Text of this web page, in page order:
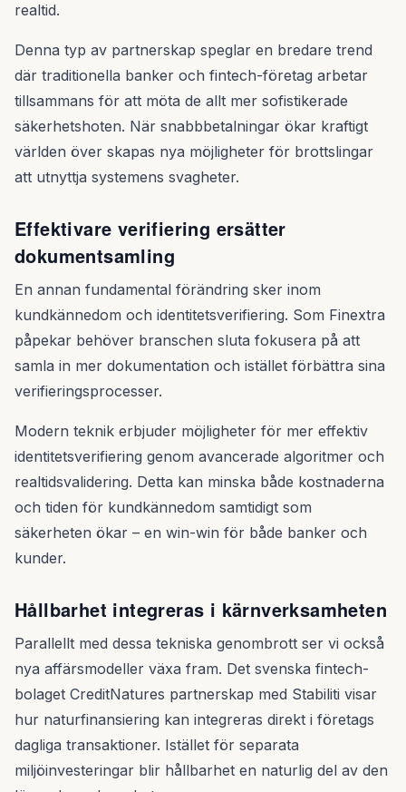
realtid.
Denna typ av partnerskap speglar en bredare trend
där traditionella banker och fintech-företag arbetar
tillsammans för att möta de allt mer sofistikerade
säkerhetshoten. När snabbbetalningar ökar kraftigt
världen över skapas nya möjligheter för brottslingar
att utnyttja systemens svagheter.
Effektivare verifiering ersätter
dokumentsamling
En annan fundamental förändring sker inom
kundkännedom och identitetsverifiering. Som Finextra
påpekar behöver branschen sluta fokusera på att
samla in mer dokumentation och istället förbättra sina
verifieringsprocesser.
Modern teknik erbjuder möjligheter för mer effektiv
identitetsverifiering genom avancerade algoritmer och
realtidsvalidering. Detta kan minska både kostnaderna
och tiden för kundkännedom samtidigt som
säkerheten ökar – en win-win för både banker och
kunder.
Hållbarhet integreras i kärnverksamheten
Parallellt med dessa tekniska genombrott ser vi också
nya affärsmodeller växa fram. Det svenska fintech-
bolaget CreditNatures partnerskap med Stabiliti visar
hur naturfinansiering kan integreras direkt i företags
dagliga transaktioner. Istället för separata
miljöinvesteringar blir hållbarhet en naturlig del av den